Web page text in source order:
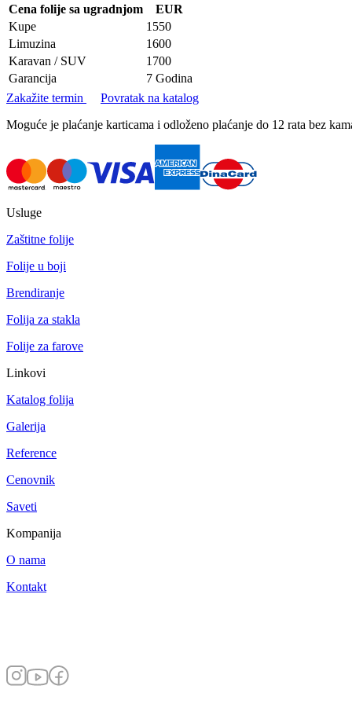
Cena folije sa ugradnjom
EUR
Kupe
1550
Limuzina
1600
Karavan / SUV
1700
Garancija
7 Godina
Zakažite termin
Povratak na katalog
Moguće je plaćanje karticama i odloženo plaćanje do 12 rata bez
Usluge
Zaštitne folije
Folije u boji
Brendiranje
Folija za stakla
Folije za farove
Linkovi
Katalog folija
Galerija
Reference
Cenovnik
Saveti
Kompanija
O nama
Kontakt